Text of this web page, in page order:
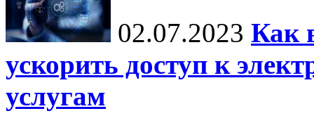
02.07.2023 Как
ускорить доступ к
услугам